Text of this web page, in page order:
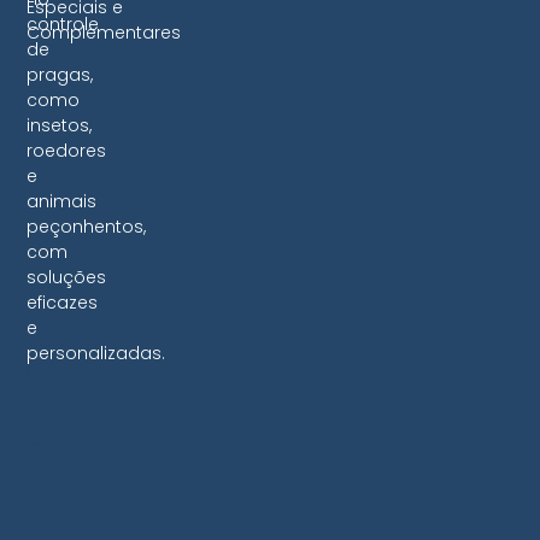
controle
de
pragas,
como
insetos,
roedores
e
animais
peçonhentos,
com
soluções
eficazes
e
personalizadas.
Especiais e
Complementares